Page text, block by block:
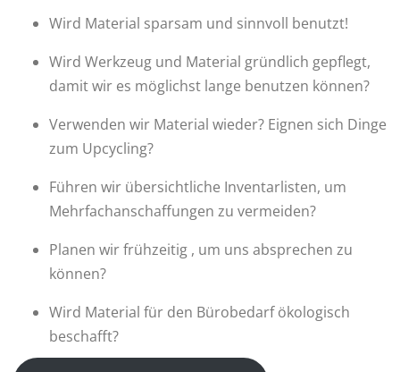
Wird Material sparsam und sinnvoll benutzt!
Wird Werkzeug und Material gründlich gepflegt,
damit wir es möglichst lange benutzen können?
Verwenden wir Material wieder? Eignen sich Dinge
zum Upcycling?
Führen wir übersichtliche Inventarlisten, um
Mehrfachanschaffungen zu vermeiden?
Planen wir frühzeitig , um uns absprechen zu
können?
Wird Material für den Bürobedarf ökologisch
beschafft?